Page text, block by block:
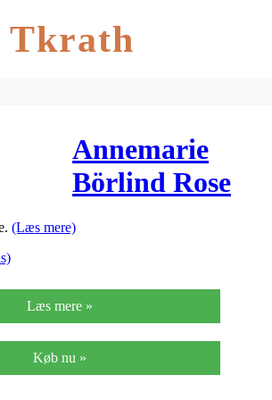
Tkrath
Annemarie
Börlind Rose
Blossom Vital
(Læs mere)
Læs mere »
Køb nu »